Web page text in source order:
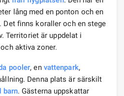
lång med en ponton och en
Det finns koraller och en stege
Territoriet är uppdelat i
och aktiva zoner.
pooler, en vattenpark,
Denna plats är särskilt
barn. Gästerna uppskattar